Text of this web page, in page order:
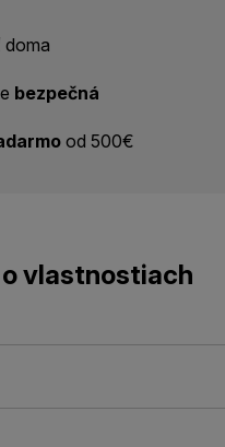
doma
bezpečná
od 500€
vlastnostiach